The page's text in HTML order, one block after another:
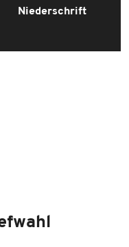
Niederschrift